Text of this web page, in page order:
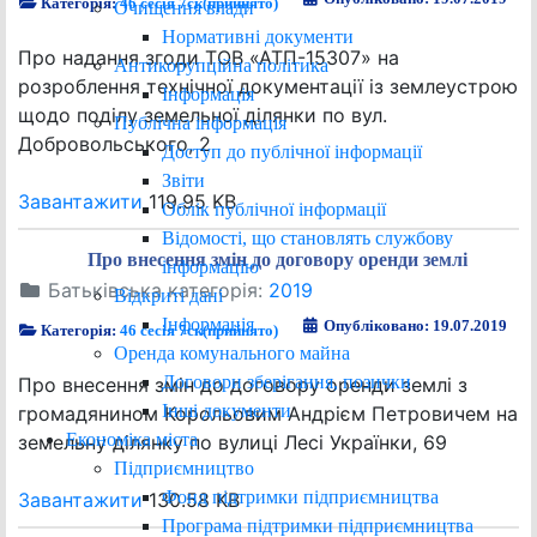
Очищення влади
Нормативні документи
Антикорупційна політика
Інформація
Публічна інформація
Доступ до публічної інформації
Звіти
Облік публічної інформації
Відомості, що становлять службову
інформацію
Відкриті дані
Інформація
Оренда комунального майна
Договори зберігання, позички
Інші документи
Економіка міста
Підприємництво
Фонд підтримки підприємництва
Програма підтримки підприємництва
Про надання згоди ТОВ «АТП-15307» на
розроблення технічної документації із землеустрою
щодо поділу земельної ділянки по вул.
Добровольського, 2
Завантажити119.95 KB
Про внесення змін до договору оренди землі
Батьківська категорія: 2019
Категорія:46 сесія 7ск(прийнято) Опубліковано: 19.07.2019
Про внесення змін до договору оренди землі з
громадянином Корольовим Андрієм Петровичем на
земельну ділянку по вулиці Лесі Українки, 69
Завантажити130.58 KB